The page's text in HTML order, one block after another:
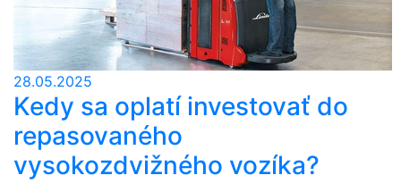
28.05.2025
Kedy sa oplatí investovať do
repasovaného
vysokozdvižného vozíka?